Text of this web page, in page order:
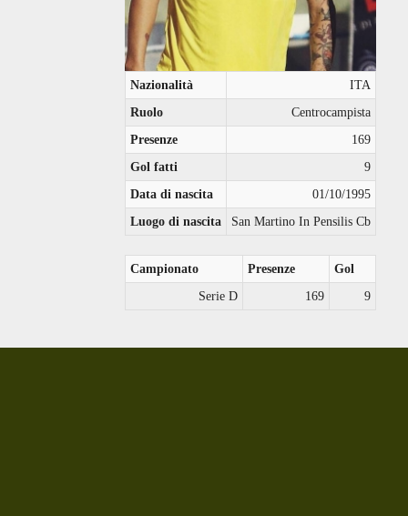
Nazionalità
ITA
Ruolo
Centrocampista
Presenze
169
Gol fatti
9
Data di nascita
01/10/1995
Luogo di nascita
San Martino In Pensilis Cb
Campionato Presenze
Gol
Serie D
169 9